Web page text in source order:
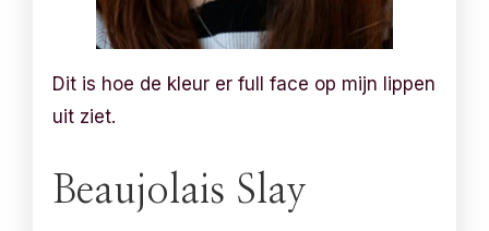
Dit is hoe de kleur er full face op mijn lippen
uit ziet.
Beaujolais Slay